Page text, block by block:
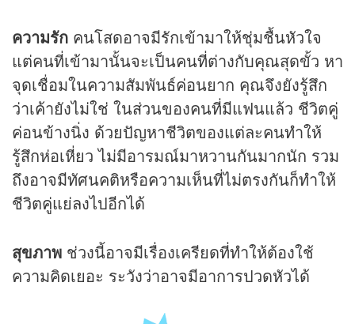
ความรัก คนโสดอาจมีรักเข้ามาให้ชุ่มชื้นหัวใจ
แต่คนที่เข้ามานั้นจะเป็นคนที่ต่างกับคุณสุดขั้ว หา
จุดเชื่อมในความสัมพันธ์ค่อนยาก คุณจึงยังรู้สึก
ว่าเค้ายังไม่ใช่ ในส่วนของคนที่มีแฟนแล้ว ชีวิตคู่
ค่อนข้างนิ่ง ด้วยปัญหาชีวิตของแต่ละคนทำให้
รู้สึกห่อเหี่ยว ไม่มีอารมณ์มาหวานกันมากนัก รวม
ถึงอาจมีทัศนคติหรือความเห็นที่ไม่ตรงกันก็ทำให้
ชีวิตคู่แย่ลงไปอีกได้
สุขภาพ ช่วงนี้อาจมีเรื่องเครียดที่ทำให้ต้องใช้
ความคิดเยอะ ระวังว่าอาจมีอาการปวดหัวได้